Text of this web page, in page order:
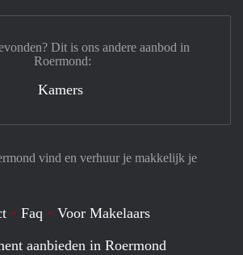
vind en verhuur je makkelijk je
Faq
Voor Makelaars
aanbieden in Roermond
Dit is ons andere aanbod in
Roermond:
Kamers